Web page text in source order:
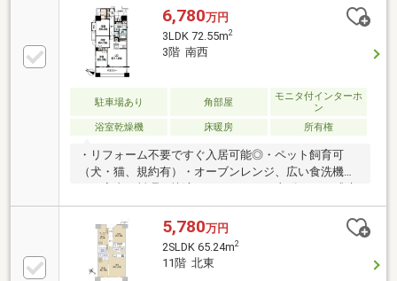
6,780万円
3LDK 72.55m2
3階 南西
駐車場あり 角部屋
モニタ付インターホ
ン
浴室乾燥機
床暖房 所有権
・リフォーム不要ですぐ入居可能◎・ペット飼育可
（犬・猫、規約有）・オーブンレンジ、広い食洗機付
暖房を設置・SIC、WICなど豊富な収納・宅配ボックス
やパーティルームなど共用設備も充実～不動産に関す
る様々な悩みに【専門コンシェルジュ】がお応えしま
す～弊社はいわゆる「不動産営業」ではありません。
買って終わりではない、お客様目線のお付き合いを追
5,780万円
2SLDK 65.24m2
11階 北東